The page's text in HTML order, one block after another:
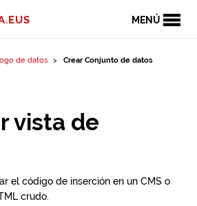
MENÚ
de datos Crear Conjunto de datos
vista de
el código de inserción en un CMS o
crudo.